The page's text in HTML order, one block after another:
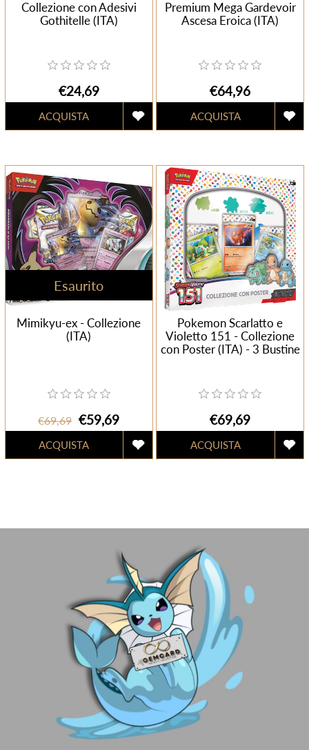
Collezione con Adesivi
Gothitelle (ITA)
€24,69
Premium Mega Gardevoir
Ascesa Eroica (ITA)
€64,96
Esaurito
Mimikyu-ex - Collezione
(ITA)
€69,69 €59,69
Pokemon Scarlatto e
Violetto 151 - Collezione
con Poster (ITA) - 3 Bustine
€69,69